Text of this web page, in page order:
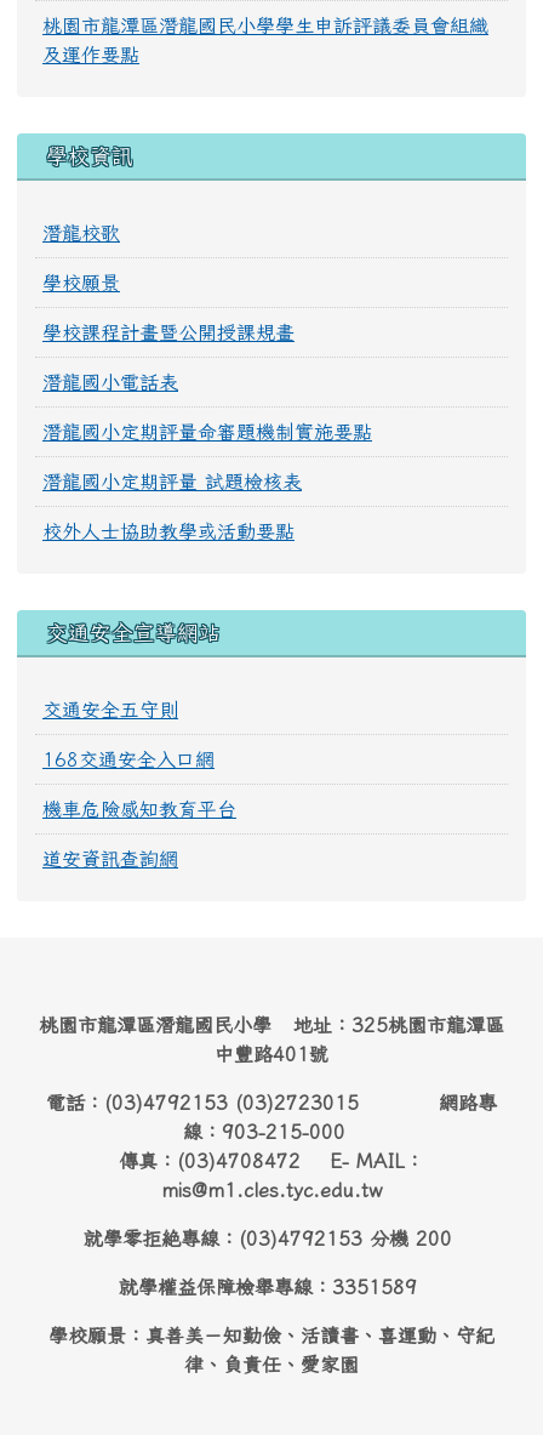
桃園市龍潭區潛龍國民小學學生申訴評議委員會組織
及運作要點
學校資訊
潛龍校歌
學校願景
學校課程計畫暨公開授課規畫
潛龍國小電話表
潛龍國小定期評量命審題機制實施要點
潛龍國小定期評量 試題檢核表
校外人士協助教學或活動要點
交通安全宣導網站
交通安全五守則
168交通安全入口網
機車危險感知教育平台
道安資訊查詢網
桃園市龍潭區潛龍國民小學 地址：325桃園市龍潭區
中豐路401號
電話：(03)4792153 (03)2723015 網路專
線：903-215-000
傳真：(03)4708472 E- MAIL：
mis@m1.cles.tyc.edu.tw
就學零拒絶專線：(03)4792153 分機 200
就學權益保障檢舉專線：3351589
學校願景：真善美－知勤儉、活讀書、喜運動、守紀
律、負責任、愛家園